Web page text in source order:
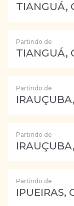
TIANGUÁ,
Partindo de
TIANGUÁ,
Partindo de
Partindo de
Partindo de
IPUEIRAS,